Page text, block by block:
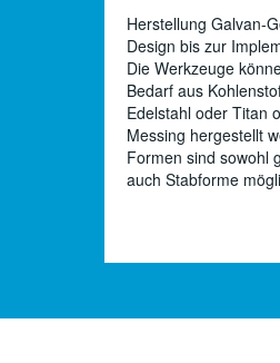
Herstellung Galvan-
Design bis zur
Die Werkzeuge
Bedarf aus
Edelstahl oder Titan
Messing hergestellt
Formen sind sowohl
auch Stabforme